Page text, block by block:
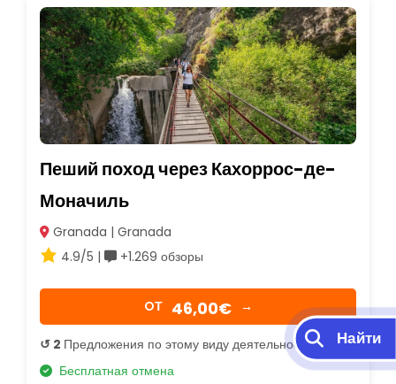
Пеший поход через Кахоррос-де-
Моначиль
Granada | Granada
4.9/5 |
+1.269 обзоры
OТ 46,00€ →
↺ 2 Предложения по этому виду деятельности
Бесплатная отмена
Найти